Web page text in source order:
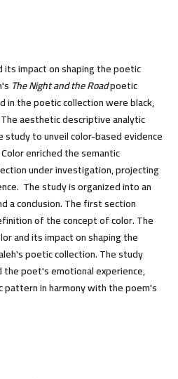
its impact on shaping the poetic
The Night and the Roadpoetic
in the poetic collection were black,
aesthetic descriptive analytic
to unveil color-based evidence
enriched the semantic
under investigation, projecting
The study is organized into an
a conclusion. The first section
of the concept of color. The
and its impact on shaping the
poetic collection. The study
poet's emotional experience,
in harmony with the poem's